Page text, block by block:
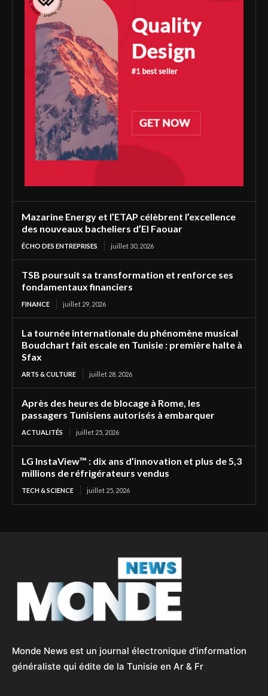
Mazarine Energy et l’ETAP célèbrent l’excellence
des nouveaux bacheliers d’El Faouar
ÉCHO DES ENTREPRISES juillet 30, 2026
TSB poursuit sa transformation et renforce ses
fondamentaux financiers
FINANCE juillet 29, 2026
La tournée internationale du phénomène musical
Boudchart fait escale en Tunisie : première halte à
Sfax
ARTS & CULTURE juillet 28, 2026
Après des heures de blocage à Rome, les
passagers Tunisiens autorisés à embarquer
ACTUALITÉS juillet 25, 2026
LG InstaView™ : dix ans d’innovation et plus de 5,3
millions de réfrigérateurs vendus
TECH & SCIENCE juillet 25, 2026
Monde News est un journal électronique d'information
généraliste qui édite de la Tunisie en Ar & Fr